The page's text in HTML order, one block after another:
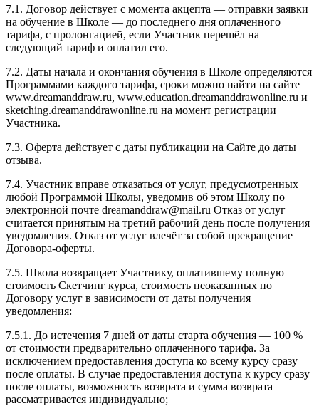
7.1. Договор действует с момента акцепта — отправки заявки
на обучение в Школе — до последнего дня оплаченного
тарифа, с пролонгацией, если Участник перешёл на
следующий тариф и оплатил его.
7.2. Даты начала и окончания обучения в Школе определяются
Программами каждого тарифа, сроки можно найти на сайте
www.dreamanddraw.ru, www.education.dreamanddrawonline.ru и
sketching.dreamanddrawonline.ru на момент регистрации
Участника.
7.3. Оферта действует с даты публикации на Сайте до даты
отзыва.
7.4. Участник вправе отказаться от услуг, предусмотренных
любой Программой Школы, уведомив об этом Школу по
электронной почте dreamanddraw@mail.ru Отказ от услуг
считается принятым на третий рабочий день после получения
уведомления. Отказ от услуг влечёт за собой прекращение
Договора-оферты.
7.5. Школа возвращает Участнику, оплатившему полную
стоимость Скетчинг курса, стоимость неоказанных по
Договору услуг в зависимости от даты получения
уведомления:
7.5.1. До истечения 7 дней от даты старта обучения — 100 %
от стоимости предварительно оплаченного тарифа. За
исключением предоставления доступа ко всему курсу сразу
после оплаты. В случае предоставления доступа к курсу сразу
после оплаты, возможность возврата и сумма возврата
рассматривается индивидуально;